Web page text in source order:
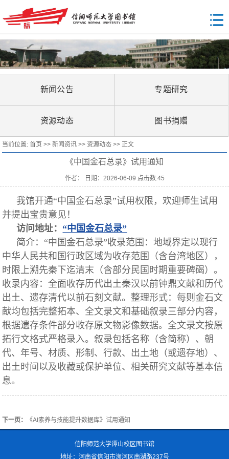
新闻公告 专题研究
资源动态 图书捐赠
当前位置:首页 >>新闻资讯 >>资源动态 >> 正文
《中国金石总录》试用通知
作者： 日期：2026-06-09 点击数:45
我馆开通“中国金石总录”试用权限，欢迎师生试用
并提出宝贵意见！
访问地址： “中国金石总录”
简介： “中国金石总录”收录范围：地域界定以现行
中华人民共和国行政区域为收存范围（含台湾地区），
时限上溯先秦下迄清末（含部分民国时期重要碑碣）。
收录内容：全面收存历代出土秦汉以前钟鼎文献和历代
出土、遗存清代以前石刻文献。 整理形式：每则金石文
献均包括完整拓本、全文录文和基础叙录三部分内容，
根据遗存条件部分收存原文物影像数据。全文录文按原
拓行文格式严格录入。叙录包括名称（含简称）、朝
代、年号、材质、形制、行款、出土地（或遗存地）、
出土时间以及收藏或保护单位、相关研究文献等基本信
息。
下一页： 《AI素养与技能提升数据库》试用通知
信阳师范大学谭山校区图书馆
地址：河南省信阳市浉河区南湖路237号